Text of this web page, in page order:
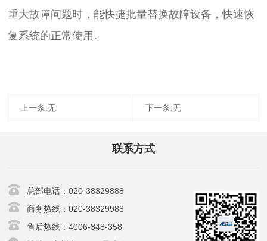
重大故障问题时，能快捷批量替换故障设备，快速恢
复系统的正常使用。
上一条:无 下一条:无
联系方式
总部电话：020-38329888
商务热线：020-38329988
售后热线：4006-348-358